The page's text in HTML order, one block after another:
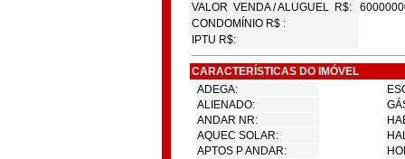
VALOR VENDA / ALUGUEL R$:
CONDOMÍNIO R$ :
IPTU R$:
CARACTERÍSTICAS DO IMÓVEL
ADEGA:
ALIENADO:
ANDAR NR:
AQUEC SOLAR:
APTOS P ANDAR: